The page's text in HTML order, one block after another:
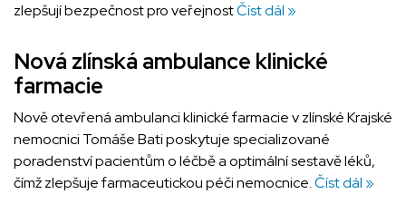
zlepšují bezpečnost pro veřejnostČíst dál »
Nová zlínská ambulance klinické
farmacie
Nově otevřená ambulanci klinické farmacie v zlínské Krajské
nemocnici Tomáše Bati poskytuje specializované
poradenství pacientům o léčbě a optimální sestavě léků,
čímž zlepšuje farmaceutickou péči nemocnice.Číst dál »